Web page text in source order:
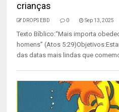
crianças
DROPS EBD 0 Sep 13, 2025
Texto Bíblico:“Mais importa
homens” (Atos
das datas mais lindas que